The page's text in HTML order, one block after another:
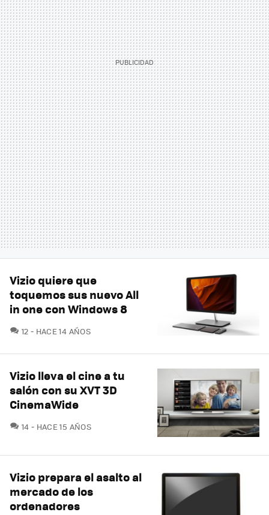
Vizio quiere que
toquemos sus nuevo All
in one con Windows 8
12 COMENTARIOS
HACE 14 AÑOS
Vizio lleva el cine a tu
salón con su XVT 3D
CinemaWide
14 COMENTARIOS
HACE 15 AÑOS
Vizio prepara el asalto al
mercado de los
ordenadores